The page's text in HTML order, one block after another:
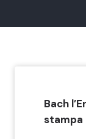
Bach
stampa